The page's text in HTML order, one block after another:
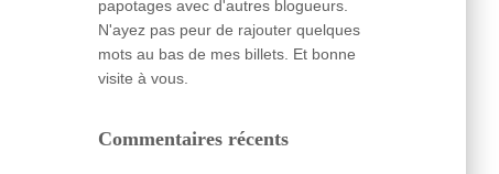
papotages avec d'autres blogueurs.
N'ayez pas peur de rajouter quelques
mots au bas de mes billets. Et bonne
visite à vous.
Commentaires récents